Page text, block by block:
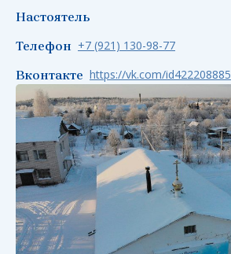
Настоятель
Телефон +7 (921) 130-98-77
Вконтакте https://vk.com/id422208885